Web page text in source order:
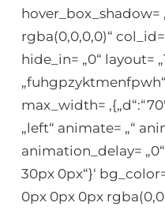
hover_box_shadow=
rgba(0,0,0,0)“ col_id=
hide_in= „0“ layout=
max_width=
„left“ animate= „“
animation_delay=
30px 0px“}‘
0px 0px 0px